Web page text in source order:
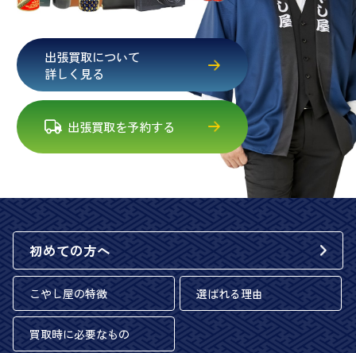
出張買取について
詳しく見る
出張買取を予約する
初めての方へ
こやし屋の特徴 選ばれる理由
買取時に必要なもの